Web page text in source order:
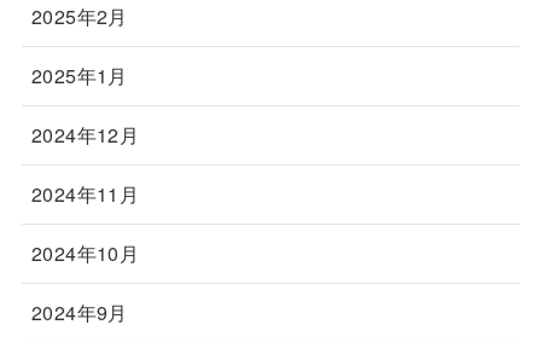
2025年2月
2025年1月
2024年12月
2024年11月
2024年10月
2024年9月